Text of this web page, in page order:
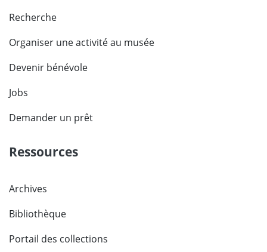
Recherche
Organiser une activité au musée
Devenir bénévole
Jobs
Demander un prêt
Ressources
Archives
Bibliothèque
Portail des collections